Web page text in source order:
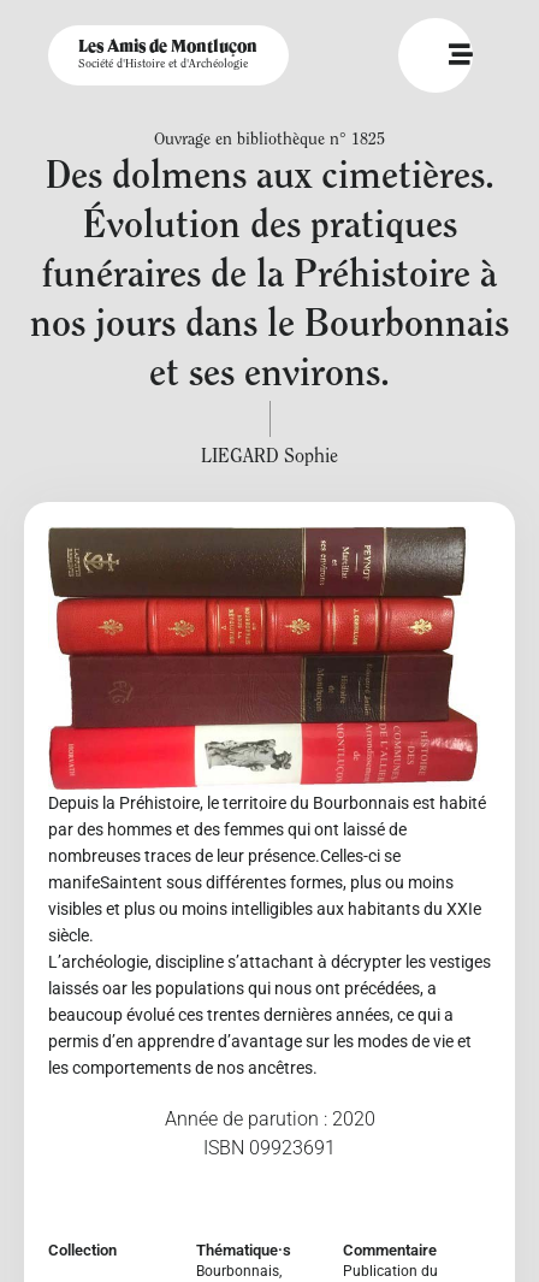
Les Amis de Montluçon
Société d'Histoire et d'Archéologie
Ouvrage en bibliothèque n° 1825
Des dolmens aux cimetières.
Évolution des pratiques
funéraires de la Préhistoire à
nos jours dans le Bourbonnais
et ses environs.
LIEGARD Sophie
Depuis la Préhistoire, le territoire du Bourbonnais est habité
par des hommes et des femmes qui ont laissé de
nombreuses traces de leur présence.Celles-ci se
manifeSaintent sous différentes formes, plus ou moins
visibles et plus ou moins intelligibles aux habitants du XXIe
siècle.
L’archéologie, discipline s’attachant à décrypter les vestiges
laissés oar les populations qui nous ont précédées, a
beaucoup évolué ces trentes dernières années, ce qui a
permis d’en apprendre d’avantage sur les modes de vie et
les comportements de nos ancêtres.
Année de parution : 2020
ISBN 09923691
Collection Thématique·s
Bourbonnais,
Commentaire
Publication du